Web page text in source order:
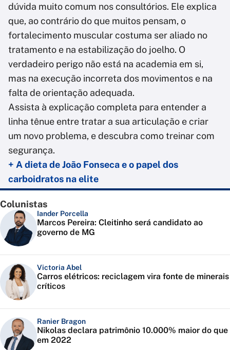
dúvida muito comum nos consultórios. Ele explica
que, ao contrário do que muitos pensam, o
fortalecimento muscular costuma ser aliado no
tratamento e na estabilização do joelho. O
verdadeiro perigo não está na academia em si,
mas na execução incorreta dos movimentos e na
falta de orientação adequada.
Assista à explicação completa para entender a
linha tênue entre tratar a sua articulação e criar
um novo problema, e descubra como treinar com
segurança.
+ A dieta de João Fonseca e o papel dos
carboidratos na elite
Colunistas
Iander Porcella
Marcos Pereira: Cleitinho será candidato ao
governo de MG
Victoria Abel
Carros elétricos: reciclagem vira fonte de minerais
críticos
Ranier Bragon
Nikolas declara patrimônio 10.000% maior do que
em 2022